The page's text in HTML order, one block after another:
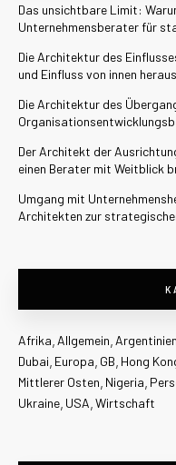
Das unsichtbare Limit:
Unternehmensberater für
Die Architektur des
und Einfluss von innen heraus
Die Architektur des
Der Architekt der
einen Berater mit Weitblick
Umgang mit
Architekten zur
Afrika Allgemein Argentinien
Dubai Europa GB Hong
Mittlerer Osten Nigeria
Ukraine USA Wirtschaft